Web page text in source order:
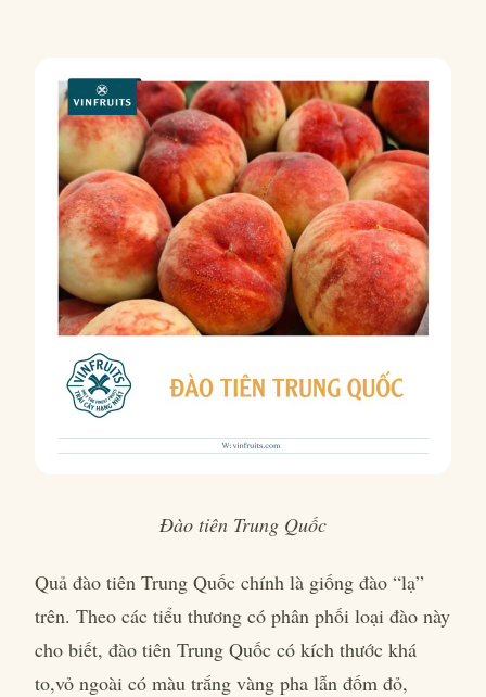
Đào tiên Trung Quốc
Quả đào tiên Trung Quốc chính là giống đào “lạ”
trên. Theo các tiểu thương có phân phối loại đào này
cho biết, đào tiên Trung Quốc có kích thước khá
to,vỏ ngoài có màu trắng vàng pha lẫn đốm đỏ,